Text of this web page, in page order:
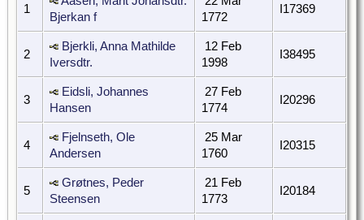
1
Bjerkan f
1772
I17369
2
Bjerkli, Anna Mathilde
Iversdtr.
12 Feb
1998
I38495
3
Eidsli, Johannes
Hansen
27 Feb
1774
I20296
4
Fjelnseth, Ole
Andersen
25 Mar
1760
I20315
5
Grøtnes, Peder
Steensen
21 Feb
1773
I20184